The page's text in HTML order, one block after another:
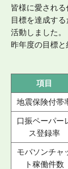
皆様に愛される
目標を達成す
活動しました。
昨年度の目標と
項目
地震保険付帯
口振ペーパー
ス登録率
モバソンチャ
ト稼働件数